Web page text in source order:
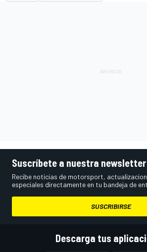
Suscríbete a nuestra newsletter
Recibe noticias de motorsport,
especiales directamente en tu bandeja de
SUSCRIBIRSE
Descarga tus